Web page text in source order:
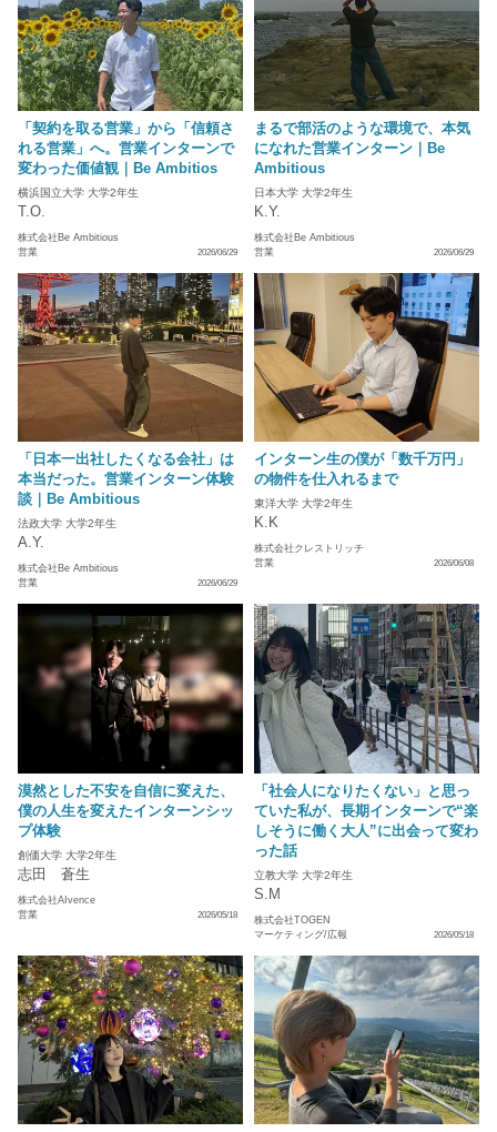
「契約を取る営業」から「信頼さ
れる営業」へ。営業インターンで
変わった価値観｜Be Ambitios
横浜国立大学 大学2年生
T.O.
株式会社Be Ambitious
営業
2026/06/29
まるで部活のような環境で、本気
になれた営業インターン｜Be
Ambitious
日本大学 大学2年生
K.Y.
株式会社Be Ambitious
営業
2026/06/29
「日本一出社したくなる会社」は
本当だった。営業インターン体験
談｜Be Ambitious
法政大学 大学2年生
A.Y.
株式会社Be Ambitious
営業
2026/06/29
インターン生の僕が「数千万円」
の物件を仕入れるまで
東洋大学 大学2年生
K.K
株式会社クレストリッチ
営業
2026/06/08
漠然とした不安を自信に変えた、
僕の人生を変えたインターンシッ
プ体験
創価大学 大学2年生
志田 蒼生
株式会社AIvence
営業
2026/05/18
「社会人になりたくない」と思っ
ていた私が、長期インターンで“楽
しそうに働く大人”に出会って変わ
った話
立教大学 大学2年生
S.M
株式会社TOGEN
マーケティング/広報
2026/05/18